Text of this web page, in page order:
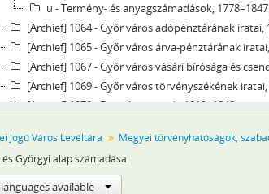
u - Termény- és anyagszámadások,
[Archief] 1064 - Győr város adópénztárának iratai,
[Archief] 1065 - Győr város árva-pénztárának
[Archief] 1067 - Győr város vásári bírósága és
[Archief] 1069 - Győr város törvényszékének iratai,
[Archief] 1070 - Egyesített iratok, 1819–1848
[Archief] 1103 - Győr város árva-bizotmányának
[Archief] 1104 - Győr város házipénztárának iratai,
[Archief] 1105 - Győr város adópénztárának iratai,
Jogú Város Levéltára
Györgyi alap számadása
available